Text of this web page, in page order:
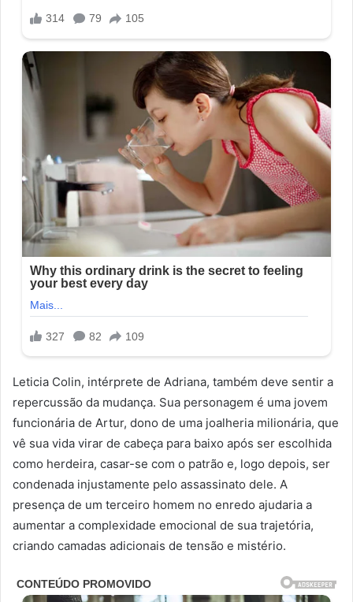
Leticia Colin, intérprete de Adriana, também deve sentir a
repercussão da mudança. Sua personagem é uma jovem
funcionária de Artur, dono de uma joalheria milionária, que
vê sua vida virar de cabeça para baixo após ser escolhida
como herdeira, casar-se com o patrão e, logo depois, ser
condenada injustamente pelo assassinato dele. A
presença de um terceiro homem no enredo ajudaria a
aumentar a complexidade emocional de sua trajetória,
criando camadas adicionais de tensão e mistério.